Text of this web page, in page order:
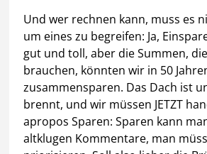
Und wer rechnen kann, muss es
um eines zu begreifen: Ja,
gut und toll, aber die Summen,
brauchen, könnten wir in 50
zusammensparen. Das Dach ist
brennt, und wir müssen JETZT
apropos Sparen: Sparen kann
altklugen Kommentare, man